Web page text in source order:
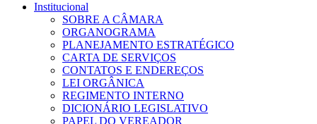
Institucional
SOBRE A CÂMARA
ORGANOGRAMA
PLANEJAMENTO ESTRATÉGICO
CARTA DE SERVIÇOS
CONTATOS E ENDEREÇOS
LEI ORGÂNICA
REGIMENTO INTERNO
DICIONÁRIO LEGISLATIVO
PAPEL DO VEREADOR